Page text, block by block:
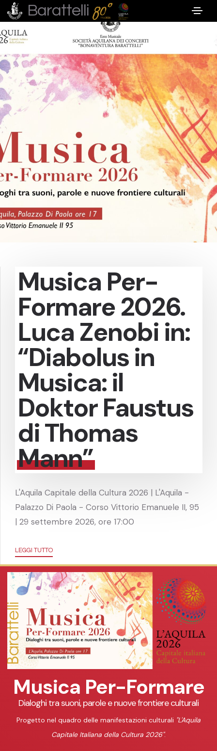
Barattelli
Musica Per-
Formare 2026.
Luca Zenobi in:
“Diabolus in
Musica: il
Doktor Faustus
di Thomas
Mann”
L'Aquila Capitale della Cultura 2026 | L'Aquila -
Palazzo Di Paola - Corso Vittorio Emanuele II, 95
| 29 settembre 2026, ore 17:00
LEGGI TUTTO
Musica Per-Formare
Dialoghi tra suoni, parole e nuove frontiere culturali
Progetto nel quadro delle manifestazioni culturali "L'Aquila
Capitale Italiana della Cultura 2026".